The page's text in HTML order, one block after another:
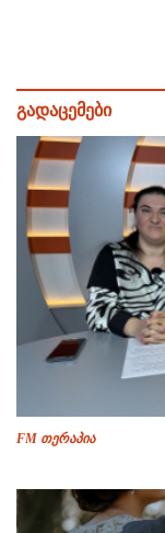
გადაცემები
FM თერაპია